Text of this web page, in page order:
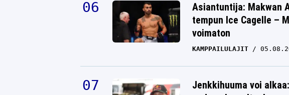
Asiantuntija: Makwan
tempun Ice Cagelle –
voimaton
KAMPPAILULAJIT
Jenkkihuuma voi